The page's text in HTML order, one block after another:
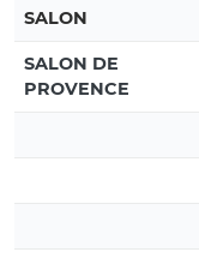
SALON
SALON DE
PROVENCE